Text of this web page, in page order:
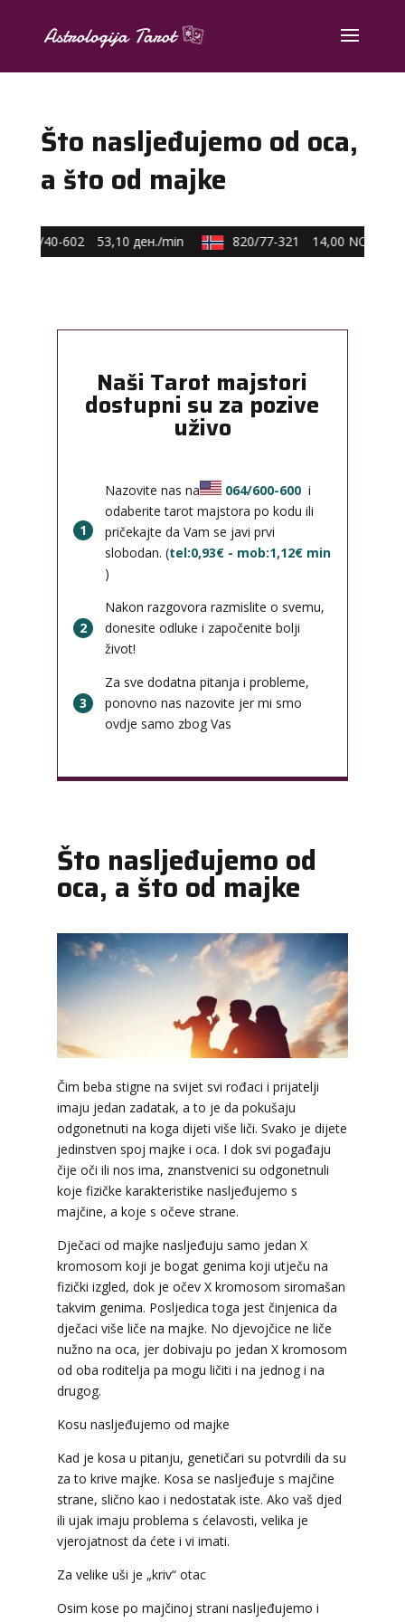
Što nasljeđujemo od oca,
a što od majke
0590/40-602 53,10 ден./min 820/77-321 14,00 NOK/min
Naši Tarot majstori
dostupni su za pozive
uživo
1
Nazovite nas na 064/600-600 i
odaberite tarot majstora po kodu ili
pričekajte da Vam se javi prvi
slobodan. (tel:0,93€ - mob:1,12€ min
)
2
Nakon razgovora razmislite o svemu,
donesite odluke i započenite bolji
život!
3
Za sve dodatna pitanja i probleme,
ponovno nas nazovite jer mi smo
ovdje samo zbog Vas
Što nasljeđujemo od
oca, a što od majke
Čim beba stigne na svijet svi rođaci i prijatelji
imaju jedan zadatak, a to je da pokušaju
odgonetnuti na koga dijeti više liči. Svako je dijete
jedinstven spoj majke i oca. I dok svi pogađaju
čije oči ili nos ima, znanstvenici su odgonetnuli
koje fizičke karakteristike nasljeđujemo s
majčine, a koje s očeve strane.
Dječaci od majke nasljeđuju samo jedan X
kromosom koji je bogat genima koji utječu na
fizički izgled, dok je očev X kromosom siromašan
takvim genima. Posljedica toga jest činjenica da
dječaci više liče na majke. No djevojčice ne liče
nužno na oca, jer dobivaju po jedan X kromosom
od oba roditelja pa mogu ličiti i na jednog i na
drugog.
Kosu nasljeđujemo od majke
Kad je kosa u pitanju, genetičari su potvrdili da su
za to krive majke. Kosa se nasljeđuje s majčine
strane, slično kao i nedostatak iste. Ako vaš djed
ili ujak imaju problema s ćelavosti, velika je
vjerojatnost da ćete i vi imati.
Za velike uši je „kriv“ otac
Osim kose po majčinoj strani nasljeđujemo i
LUCIJA / Kod #136
TEHNIKE:sudbinske karte, anđeoske poruke
Broj tel: 064/600-600
tel:0,93€ - mob:1,12€ min
ELA/ Kod 151